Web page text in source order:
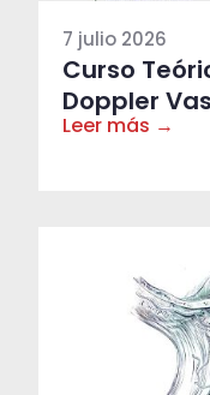
7 julio 2026
Curso
Doppler
Leer más →